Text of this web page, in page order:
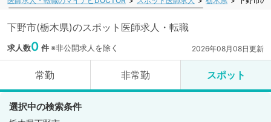
下野市(栃木県)のスポット医師求人・転職
求人数0 件※非公開求人を除く 2026年08月08日更新
常勤 非常勤 スポット
選択中の検索条件